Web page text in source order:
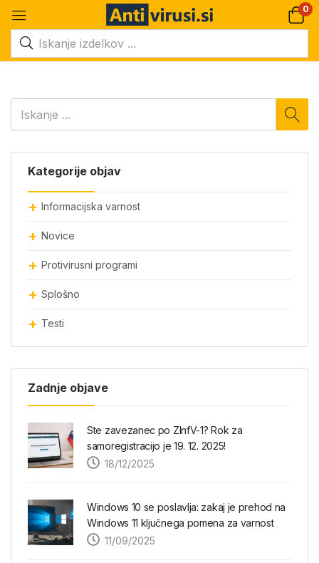
0
Kategorije objav
Informacijska varnost
Novice
Protivirusni programi
Splošno
Testi
Zadnje objave
Ste zavezanec po ZInfV-1? Rok za
samoregistracijo je 19. 12. 2025!
18/12/2025
Windows 10 se poslavlja: zakaj je prehod na
Windows 11 ključnega pomena za varnost
11/09/2025